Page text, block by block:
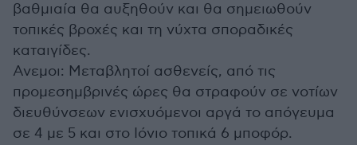
βαθμιαία θα αυξηθούν και θα σημειωθούν
τοπικές βροχές και τη νύχτα σποραδικές
καταιγίδες.
Ανεμοι: Μεταβλητοί ασθενείς, από τις
προμεσημβρινές ώρες θα στραφούν σε νοτίων
διευθύνσεων ενισχυόμενοι αργά το απόγευμα
σε 4 με 5 και στο Ιόνιο τοπικά 6 μποφόρ.